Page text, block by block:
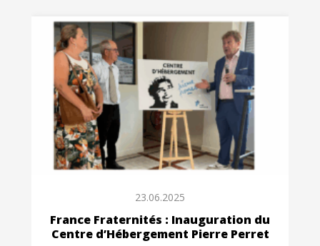
23.06.2025
France Fraternités : Inauguration du
Centre d’Hébergement Pierre Perret